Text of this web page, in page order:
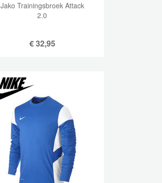
Jako Trainingsbroek Attack
2.0
€32,95